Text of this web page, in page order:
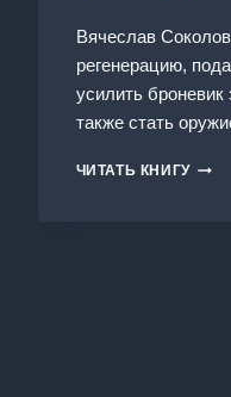
Вячеслав
регенерацию,
усилить
также стать
ЧИТАТЬ КНИГУ